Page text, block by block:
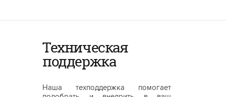
Техническая
поддержка
Наша техподдержка помогает